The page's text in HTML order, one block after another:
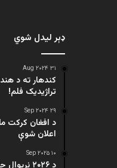
ډېر لیدل شوي
۳۱ Aug ۲۰۲۴
کندهار ته د
تراژيديک فلم!
۲۹ Sep ۲۰۲۴
د افغان کرکت
اعلان شوې
۱۰ Sep ۲۰۲۵